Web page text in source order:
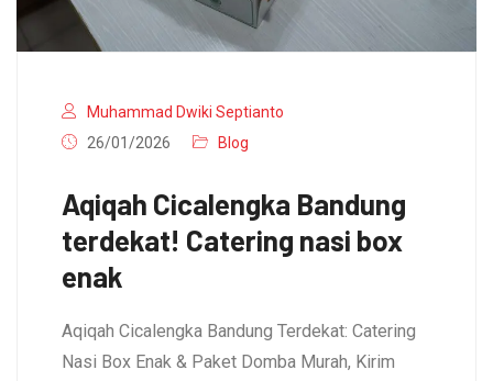
Muhammad Dwiki Septianto
26/01/2026
Blog
Aqiqah Cicalengka Bandung
terdekat! Catering nasi box
enak
Aqiqah Cicalengka Bandung Terdekat: Catering
Nasi Box Enak & Paket Domba Murah, Kirim